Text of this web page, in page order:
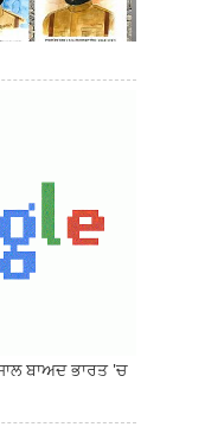
ਬਾਅਦ ਭਾਰਤ 'ਚ